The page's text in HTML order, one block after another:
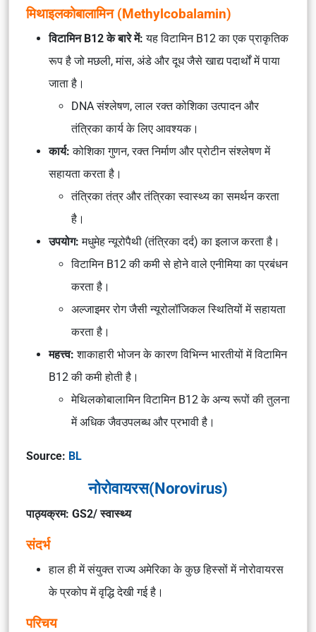
मिथाइलकोबालामिन (Methylcobalamin)
विटामिन B12 के बारे में:यह विटामिन B12 का एक प्राकृतिक
रूप है जो मछली, मांस, अंडे और दूध जैसे खाद्य पदार्थों में पाया
जाता है।
DNA संश्लेषण, लाल रक्त कोशिका उत्पादन और
तंत्रिका कार्य के लिए आवश्यक।
कार्य: कोशिका गुणन, रक्त निर्माण और प्रोटीन संश्लेषण में
सहायता करता है।
तंत्रिका तंत्र और तंत्रिका स्वास्थ्य का समर्थन करता
है।
उपयोग:मधुमेह न्यूरोपैथी (तंत्रिका दर्द) का इलाज करता है।
विटामिन B12 की कमी से होने वाले एनीमिया का प्रबंधन
करता है।
अल्जाइमर रोग जैसी न्यूरोलॉजिकल स्थितियों में सहायता
करता है।
महत्त्व: शाकाहारी भोजन के कारण विभिन्न भारतीयों में विटामिन
B12 की कमी होती है।
मेथिलकोबालामिन विटामिन B12 के अन्य रूपों की तुलना
में अधिक जैवउपलब्ध और प्रभावी है।
Source: BL
नोरोवायरस(Norovirus)
पाठ्यक्रम: GS2/ स्वास्थ्य
संदर्भ
हाल ही में संयुक्त राज्य अमेरिका के कुछ हिस्सों में नोरोवायरस
के प्रकोप में वृद्धि देखी गई है।
परिचय